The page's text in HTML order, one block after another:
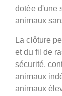
dotée d'une
animaux
La clôture
et du fil de
sécurité,
animaux
animaux